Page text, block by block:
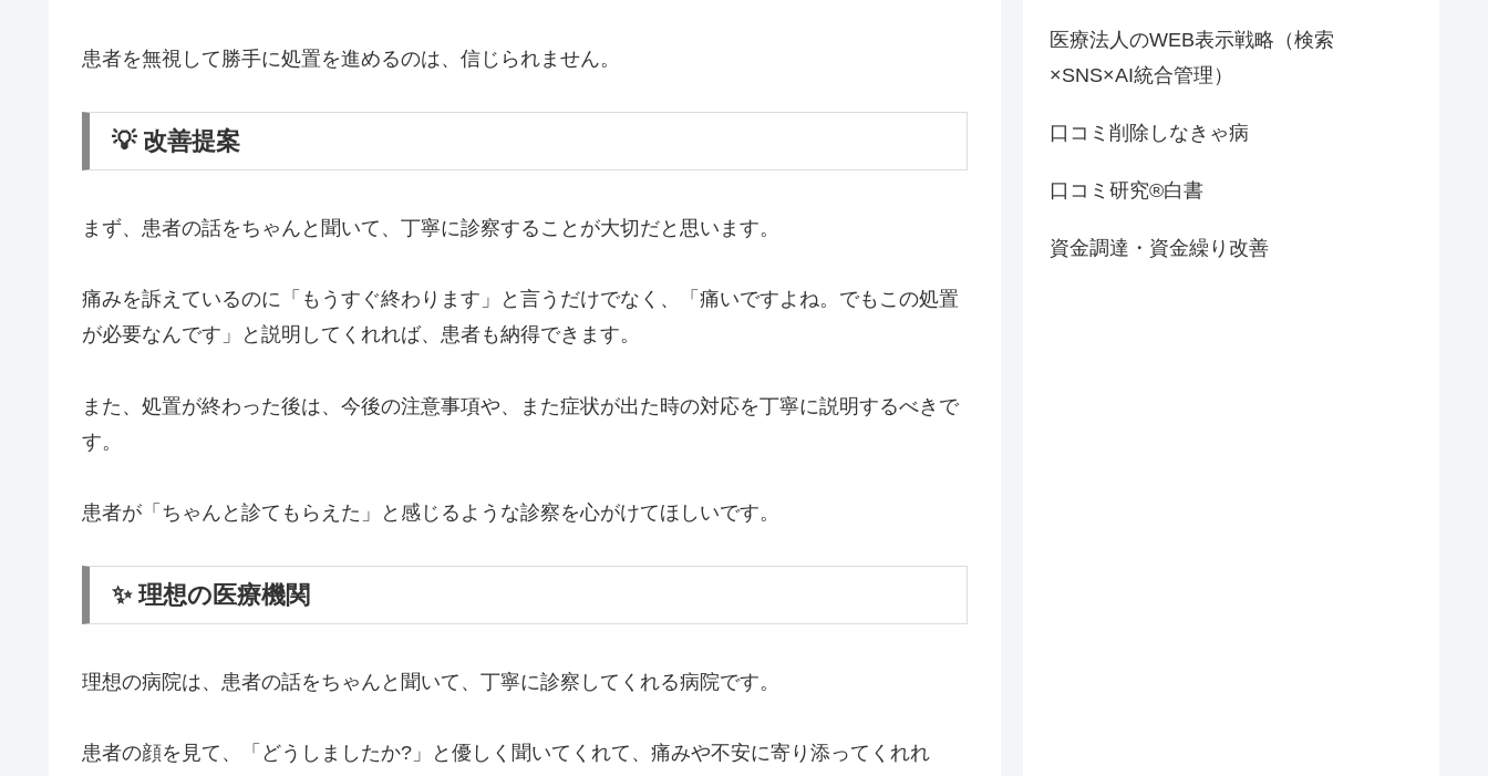
患者を無視して勝手に処置を進めるのは、信じられません。
💡 改善提案
まず、患者の話をちゃんと聞いて、丁寧に診察することが大切だと思います。
痛みを訴えているのに「もうすぐ終わります」と言うだけでなく、「痛いですよね。でもこの処置
が必要なんです」と説明してくれれば、患者も納得できます。
また、処置が終わった後は、今後の注意事項や、また症状が出た時の対応を丁寧に説明するべきで
す。
患者が「ちゃんと診てもらえた」と感じるような診察を心がけてほしいです。
✨ 理想の医療機関
理想の病院は、患者の話をちゃんと聞いて、丁寧に診察してくれる病院です。
患者の顔を見て、「どうしましたか?」と優しく聞いてくれて、痛みや不安に寄り添ってくれれ
医療法人のWEB表示戦略（検索
×SNS×AI統合管理）
口コミ削除しなきゃ病
口コミ研究®白書
資金調達・資金繰り改善